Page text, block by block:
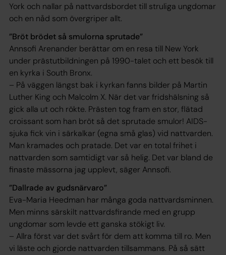
York och nallar på nattvardsbordet till struliga ungdomar
och en nåd som övergriper allt.
”Bröt brödet så smulorna sprutade”
Annsofi Arenander berättar om en resa till New York
under prästutbildningen på 1990-talet och ett besök till
en kyrka i South Bronx.
– På väggen längst bak i kyrkan fanns bilder på Martin
Luther King och Malcolm X. När det var fridshälsning så
gick alla ut och rökte. Prästen tog fram en stor, flätad
croissant som han bröt så det sprutade smulor! AIDS-
sjuka fick vin i särkalkar (egna små glas) vid nattvarden.
Man kramades och pratade. Det var en total frihet i
nattvarden som samtidigt var så helig. Det var bland de
finaste mässorna jag upplevt, säger Annsofi.
”Dallrade av gudsnärvaro”
Eva-Maria Heedman har många goda nattvardsminnen.
Men minns särskilt nattvardsfirande med en grupp
ungdomar som levde ett ganska stökigt liv.
– Allra först var det svårt för dem att komma till ro. Men
vi läste och gjorde nattvarden tillsammans. På så sätt